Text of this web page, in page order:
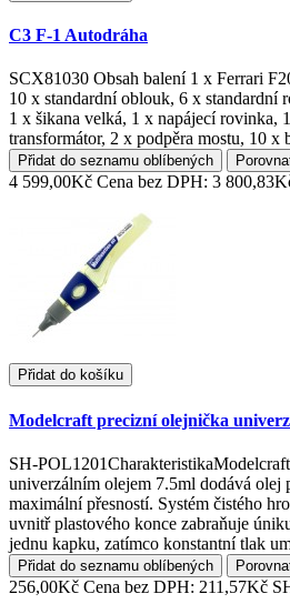
C3 F-1 Autodráha
SCX81030 Obsah balení 1 x Ferrari
10 x standardní oblouk, 6 x standardní
1 x šikana velká, 1 x napájecí rovinka,
transformátor, 2 x podpěra mostu, 10 x
Přidat do seznamu oblíbených
4 599,00Kč Cena bez DPH: 3
Přidat do košíku
Modelcraft precizní olejnička
SH-
univerzálním olejem 7.5ml dodává olej
maximální přesností. Systém čistého
uvnitř plastového konce zabraňuje
jednu kapku, zatímco konstantní tlak
Přidat do seznamu oblíbených
256,00Kč Cena bez DPH: 211,57Kč